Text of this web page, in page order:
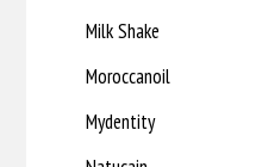
Milk Shake
Moroccanoil
Mydentity